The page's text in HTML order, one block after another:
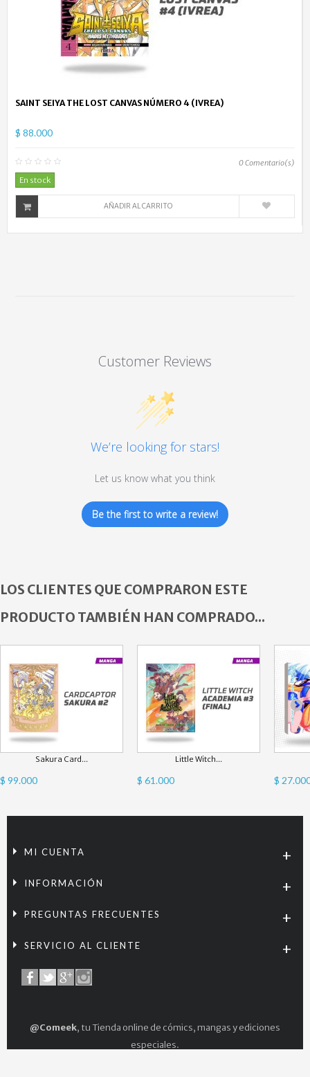
SAINT SEIYA THE LOST CANVAS NÚMERO 4 (IVREA)
$ 88.000
0Comentario(s)
En stock
AÑADIR AL CARRITO
Customer Reviews
We’re looking for stars!
Let us know what you think
Be the first to write a review!
LOS CLIENTES QUE COMPRARON ESTE
PRODUCTO TAMBIÉN HAN COMPRADO...
Sakura Card...
$ 99.000
Little Witch...
$ 61.000 $
MI CUENTA
INFORMACIÓN
PREGUNTAS FRECUENTES
SERVICIO AL CLIENTE
@Comeek, tu Tienda online de cómics, mangas y ediciones
especiales.